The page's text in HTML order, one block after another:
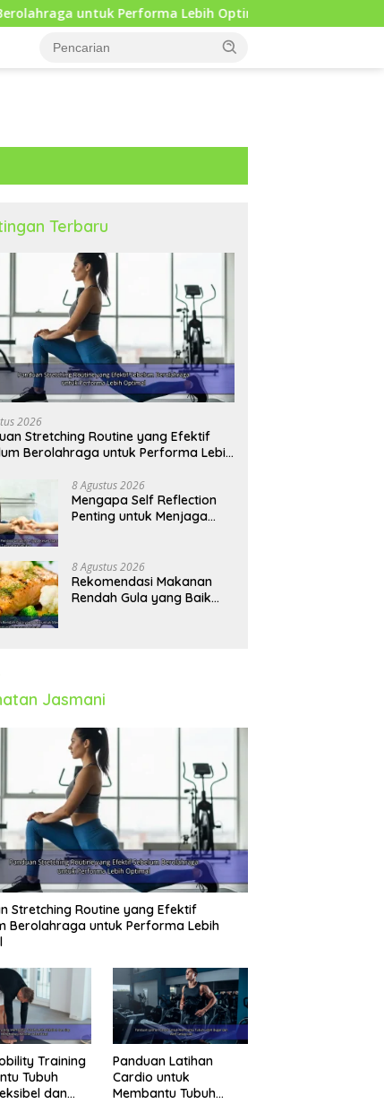
Lebih Optimal Mengapa Self Reflection
Terbaru
2026
Stretching Routine yang Efektif
Berolahraga untuk Performa Lebih
8 Agustus 2026
Mengapa Self Reflection
Penting untuk Menjaga
8 Agustus 2026
Rekomendasi Makanan
Rendah Gula yang Baik
Jasmani
Stretching Routine yang Efektif
Berolahraga untuk Performa Lebih
Training
Tubuh
dan
Panduan Latihan
Cardio untuk
Membantu Tubuh